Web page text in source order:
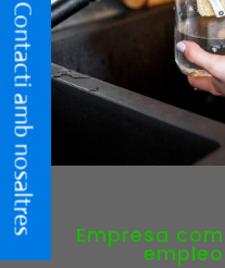
Empresa
Contacti amb nosaltres
Contacti amb nosaltres